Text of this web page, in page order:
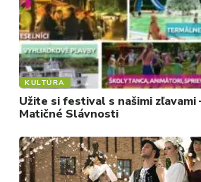
KULTÚRA
Užite si festival s našimi zľavami
Matičné Slávnosti